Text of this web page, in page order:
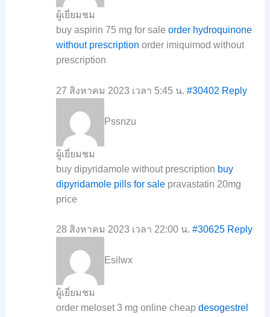
ผู้เยี่ยมชม
buy aspirin 75 mg for sale order hydroquinone
without prescription order imiquimod without
prescription
27 สิงหาคม 2023 เวลา 5:45 น. #30402 Reply
Pssnzu
ผู้เยี่ยมชม
buy dipyridamole without prescription buy
dipyridamole pills for salepravastatin 20mg
price
28 สิงหาคม 2023 เวลา 22:00 น. #30625 Reply
Esilwx
ผู้เยี่ยมชม
order meloset 3 mg online cheap desogestrel